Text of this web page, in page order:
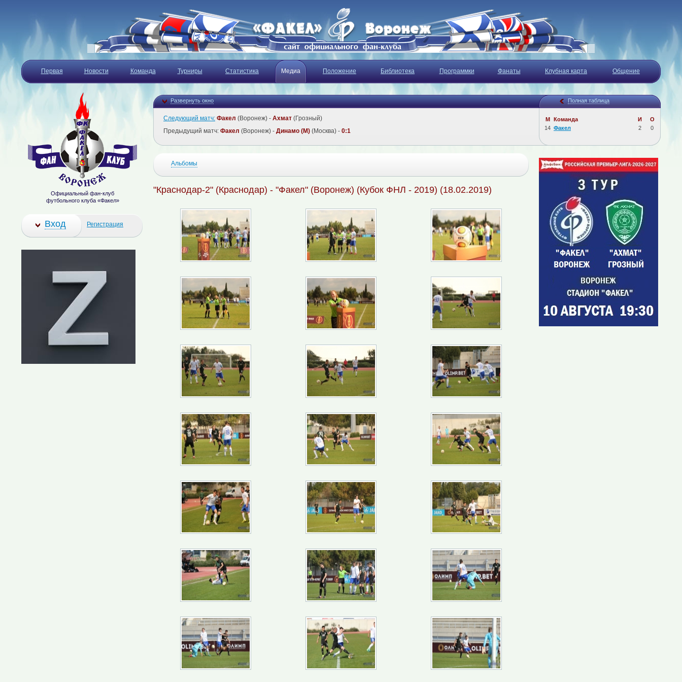
Первая Новости Команда Турниры Статистика Медиа Положение Библиотека Программки Фанаты Клубная карта Общение
Развернуть окно Полная таблица
М Команда И
О
14 Факел 2 0
Следующий матч: Факел (Воронеж) - Ахмат (Грозный)
Предыдущий матч: Факел (Воронеж) - Динамо (М) (Москва) - 0:1
Альбомы
"Краснодар-2" (Краснодар) - "Факел" (Воронеж) (Кубок ФНЛ - 2019) (18.02.2019)
Официальный фан-клуб
футбольного клуба «Факел»
Вход Регистрация